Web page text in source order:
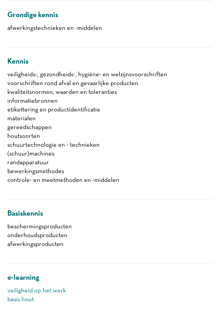
Grondige kennis
afwerkingstechnieken en -middelen
Kennis
veiligheids-, gezondheids-, hygiëne- en welzijnsvoorschriften
voorschriften rond afval en gevaarlijke producten
kwaliteitsnormen, waarden en toleranties
informatiebronnen
etikettering en productidentificatie
materialen
gereedschappen
houtsoorten
schuurtechnologie en - technieken
(schuur)machines
randapparatuur
bewerkingsmethodes
controle- en meetmethoden en -middelen
Basiskennis
beschermingsproducten
onderhoudsproducten
afwerkingsproducten
e-learning
veiligheid op het werk
basis hout